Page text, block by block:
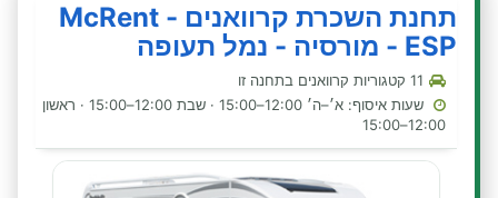
תחנת השכרת קרוואנים - McRent
ESP - מורסיה - נמל תעופה
שעות איסוף: א׳–ה׳ 12:00–15:00 · שבת 12:00–15:00 · ראשון
12:00–15:00